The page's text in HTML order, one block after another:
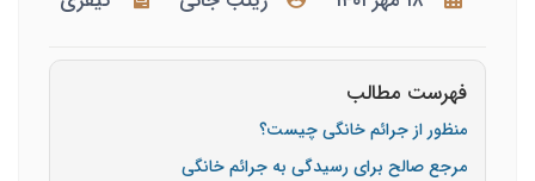
فهرست مطالب
منظور از جرائم خانگی چیست؟
مرجع صالح برای رسیدگی به جرائم خانگی